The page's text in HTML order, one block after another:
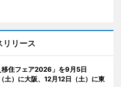
リリース
移住フェア2026」を9月5日
土）に大阪、12月12日（土）に東